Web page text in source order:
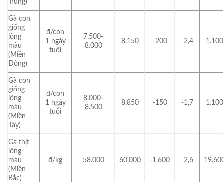
Trung)
Gà con
giống
lông
màu
(Miền
Đông)
đ/con
1 ngày
tuổi
7.500-
8.000
8.150 -200 -2,4 1.100
Gà con
giống
lông
màu
(Miền
Tây)
đ/con
1 ngày
tuổi
8.000-
8.500
8.850 -150 -1,7 1.100
Gà thịt
lông
màu
(Miền
Bắc)
đ/kg 58.000 60.000 -1.600 -2,6